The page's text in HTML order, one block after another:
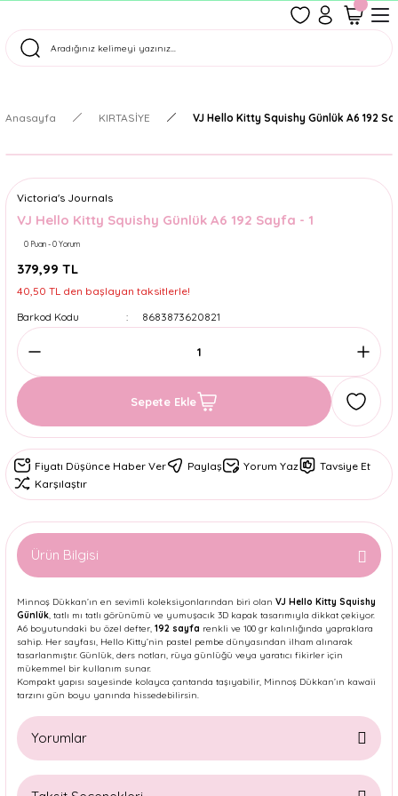
Tüm Siparişler Aynı Gün Kargoda!
Anasayfa KIRTASİYE VJ Hello Kitty Squishy Günlük A6 192
Victoria's Journals
VJ Hello Kitty Squishy Günlük A6 192 Sayfa - 1
0 Puan - 0 Yorum
379,99 TL
40,50 TL den başlayan taksitlerle!
Barkod Kodu
8683873620821
Sepete Ekle
Fiyatı Düşünce Haber Ver Paylaş Yorum Yaz
Tavsiye Et
Karşılaştır
Ürün Bilgisi
Minnoş Dükkan’ın en sevimli koleksiyonlarından biri olan VJ Hello Kitty Squishy
Günlük, tatlı mı tatlı görünümü ve yumuşacık 3D kapak tasarımıyla dikkat çekiyor.
A6 boyutundaki bu özel defter, 192 sayfa renkli ve 100 gr kalınlığında yapraklara
sahip. Her sayfası, Hello Kitty’nin pastel pembe dünyasından ilham alınarak
tasarlanmıştır. Günlük, ders notları, rüya günlüğü veya yaratıcı fikirler için
mükemmel bir kullanım sunar.
Kompakt yapısı sayesinde kolayca çantanda taşıyabilir, Minnoş Dükkan’ın kawaii
tarzını gün boyu yanında hissedebilirsin.
Yorumlar